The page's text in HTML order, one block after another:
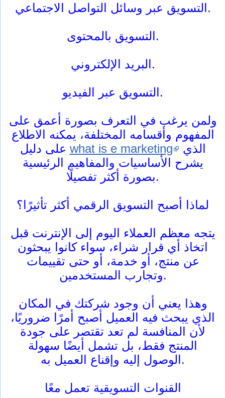
التسويق عبر وسائل التواصل الاجتماعي.
التسويق بالمحتوى.
البريد الإلكتروني.
التسويق عبر الفيديو.
ولمن يرغب في التعرف بصورة أعمق على
المفهوم وأقسامه المختلفة، يمكنه الاطلاع
what is e marketing
يشرح الأساسيات والمفاهيم الرئيسية
بصورة أكثر تفصيلًا.
لماذا أصبح التسويق الرقمي أكثر تأثيرًا؟
يتجه معظم العملاء اليوم إلى الإنترنت قبل
اتخاذ أي قرار شراء، سواء كانوا يبحثون
عن منتج، أو خدمة، أو حتى تقييمات
وتجارب المستخدمين.
وهذا يعني أن وجود شركتك في المكان
الذي يبحث فيه العميل أصبح أمرًا ضروريًا،
لأن المنافسة لم تعد تقتصر على جودة
المنتج فقط، بل تشمل أيضًا سهولة
الوصول إليه وإقناع العميل به.
القنوات التسويقية تعمل معًا